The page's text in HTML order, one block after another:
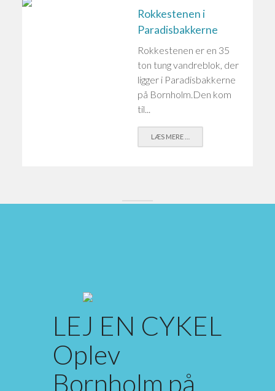
Rokkestenen i
Paradisbakkerne
Rokkestenen er en 35
ton tung vandreblok, der
ligger i Paradisbakkerne
på Bornholm.Den kom
til...
LÆS MERE …
LEJ EN CYKEL
Oplev
Bornholm på